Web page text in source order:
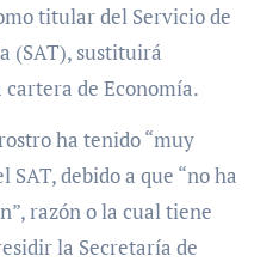
titular del Servicio de
(SAT), sustituirá
de Economía.
ha tenido “muy
debido a que “no ha
razón o la cual tiene
la Secretaría de